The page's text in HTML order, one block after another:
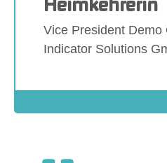
Heimkehrerin
Vice President Demo
Indicator Solutions